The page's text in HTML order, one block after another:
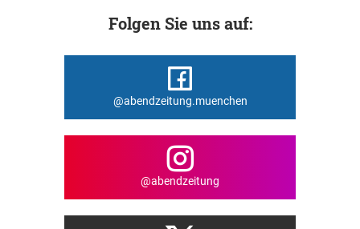
Folgen Sie uns auf:
@abendzeitung.muenchen
@abendzeitung